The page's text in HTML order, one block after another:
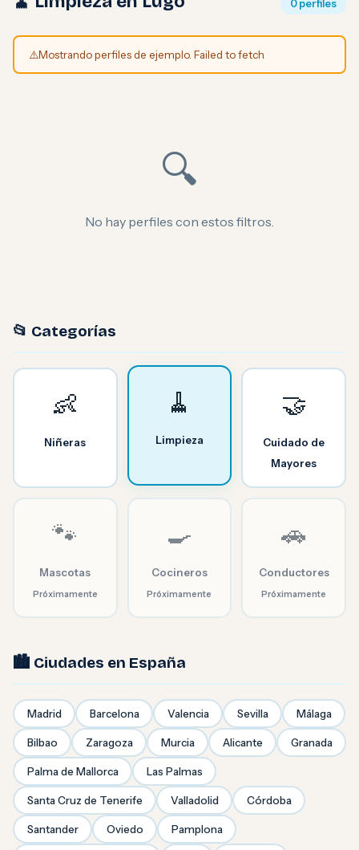
0 perfiles
⚠️Mostrando perfiles de ejemplo. Failed to fetch
🔍
No hay perfiles con estos filtros.
📂 Categorías
👶
Niñeras
🧹
Limpieza
🤝
Cuidado de
Mayores
🐾
Mascotas
Próximamente
🍳
Cocineros
Próximamente
🚗
Conductores
Próximamente
🏙️ Ciudades en España
Madrid Barcelona Valencia Sevilla Málaga
Bilbao Zaragoza Murcia Alicante Granada
Palma de Mallorca Las Palmas
Santa Cruz de Tenerife Valladolid Córdoba
Santander Oviedo Pamplona